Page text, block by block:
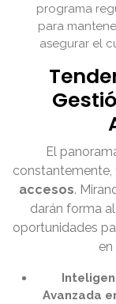
programa
para
asegurar el
El
constantemente,
accesos.
darán forma
oportunidades
Avanzada